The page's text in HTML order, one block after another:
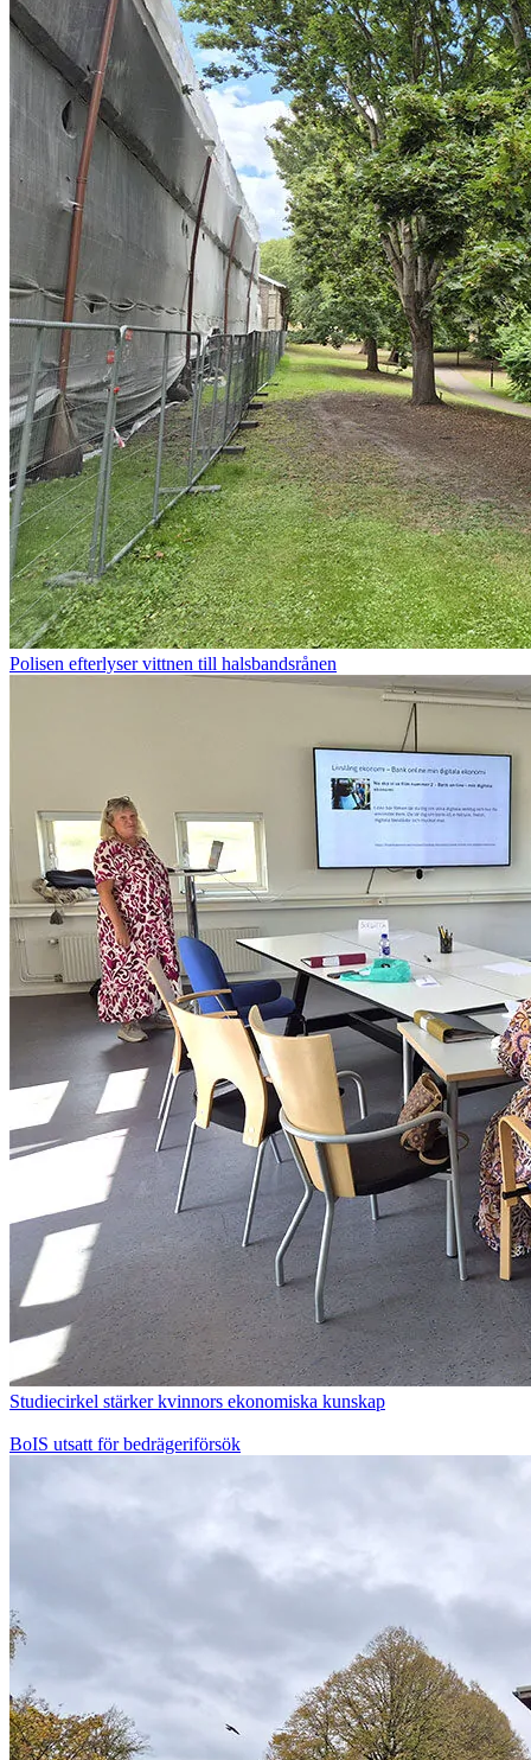
Polisen efterlyser vittnen till halsbandsrånen
Studiecirkel stärker kvinnors ekonomiska kunskap
BoIS utsatt för bedrägeriförsök